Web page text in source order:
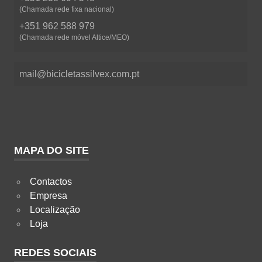
(Chamada rede fixa nacional)
+351 962 588 979
(Chamada rede móvel Altice/MEO)
mail@bicicletassilvex.com.pt
MAPA DO SITE
Contactos
Empresa
Localização
Loja
REDES SOCIAIS